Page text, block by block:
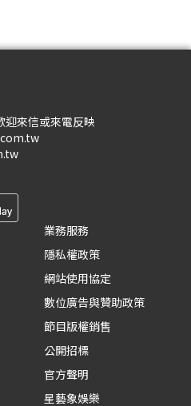
迎來信或來電反映
業務服務
隱私權政策
網站使用協定
數位廣告與贊助政策
節目版權銷售
公開招標
官方聲明
星藝象娛樂